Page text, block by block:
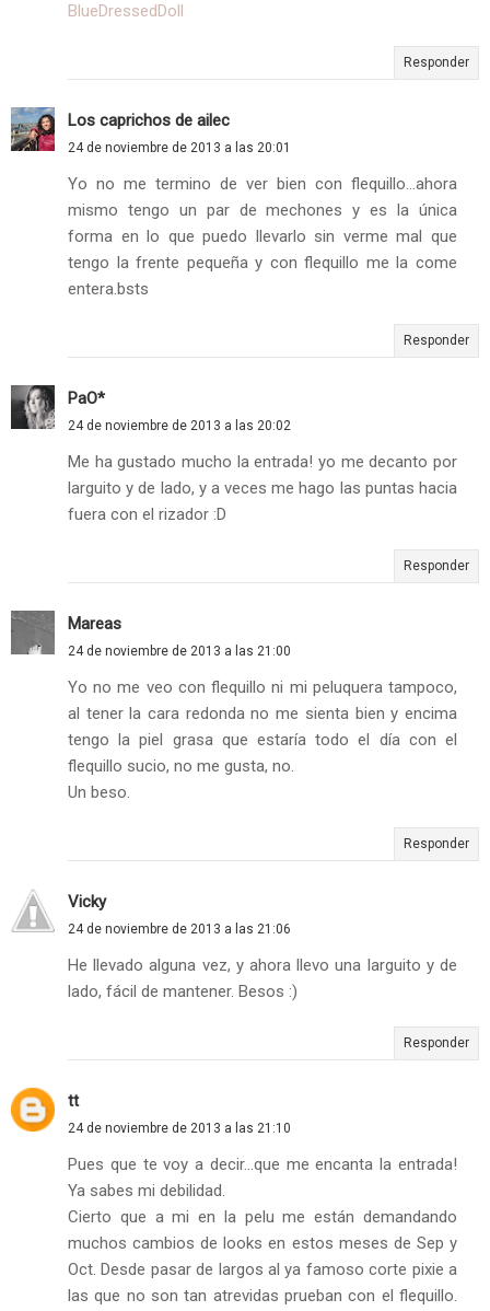
BlueDressedDoll
Responder
Los caprichos de ailec
24 de noviembre de 2013 a las 20:01
Yo no me termino de ver bien con flequillo...ahora
mismo tengo un par de mechones y es la única
forma en lo que puedo llevarlo sin verme mal que
tengo la frente pequeña y con flequillo me la come
entera.bsts
Responder
PaO*
24 de noviembre de 2013 a las 20:02
Me ha gustado mucho la entrada! yo me decanto por
larguito y de lado, y a veces me hago las puntas hacia
fuera con el rizador :D
Responder
Mareas
24 de noviembre de 2013 a las 21:00
Yo no me veo con flequillo ni mi peluquera tampoco,
al tener la cara redonda no me sienta bien y encima
tengo la piel grasa que estaría todo el día con el
flequillo sucio, no me gusta, no.
Un beso.
Responder
Vicky
24 de noviembre de 2013 a las 21:06
He llevado alguna vez, y ahora llevo una larguito y de
lado, fácil de mantener. Besos :)
Responder
tt
24 de noviembre de 2013 a las 21:10
Pues que te voy a decir...que me encanta la entrada!
Ya sabes mi debilidad.
Cierto que a mi en la pelu me están demandando
muchos cambios de looks en estos meses de Sep y
Oct. Desde pasar de largos al ya famoso corte pixie a
las que no son tan atrevidas prueban con el flequillo.